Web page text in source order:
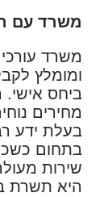
משרד עם
משרד עורכי
ומומלץ לקבל
ביחס אישי.
מחירים
בעלת ידע רב
בתחום
שירות מעולה
היא תשרת